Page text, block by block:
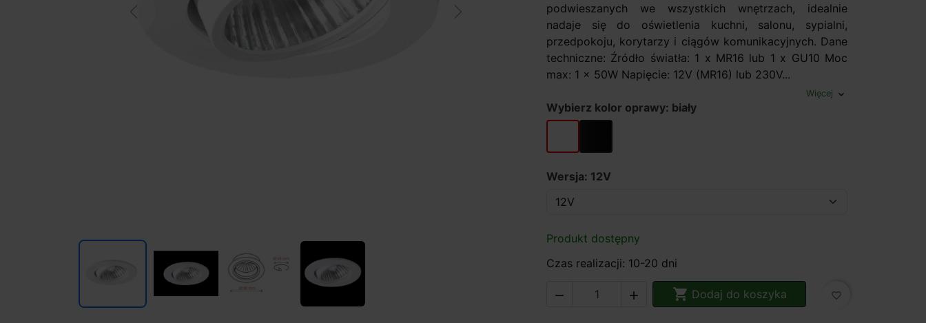
podwieszanych we wszystkich wnętrzach, idealnie
nadaje się do oświetlenia kuchni, salonu, sypialni,
przedpokoju, korytarzy i ciągów komunikacyjnych. Dane
techniczne: Źródło światła: 1 x MR16 lub 1 x GU10 Moc
max: 1 x 50W Napięcie: 12V (MR16) lub 230V...
Więcej expand_more
Wybierz kolor oprawy: biały
biały czarny
Wersja: 12V
Produkt dostępny
Czas realizacji: 10-20 dni
   Dodaj do koszyka favorite_border